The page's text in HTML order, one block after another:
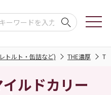
トルト・缶詰など) THE濃厚
ルドカリー